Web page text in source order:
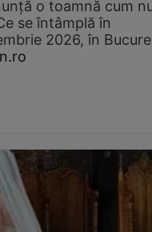
o toamnă cum
se întâmplă în
2026, în